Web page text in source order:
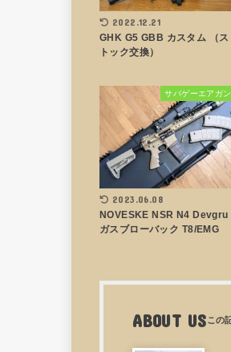
2022.12.21
GHK G5 GBB カスタム （ス
トック交換）
サバゲーエアガン
2023.06.08
NOVESKE NSR N4 Devgru
ガスブローバック T8/EMG
ABOUT US